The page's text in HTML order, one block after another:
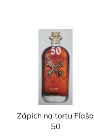
Zápich na tortu Fľaša
50